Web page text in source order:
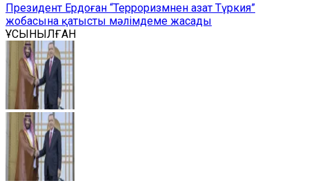
Президент Ердоған “Терроризмнен азат Түркия”
жобасына қатысты мәлімдеме жасады
ҰСЫНЫЛҒАН